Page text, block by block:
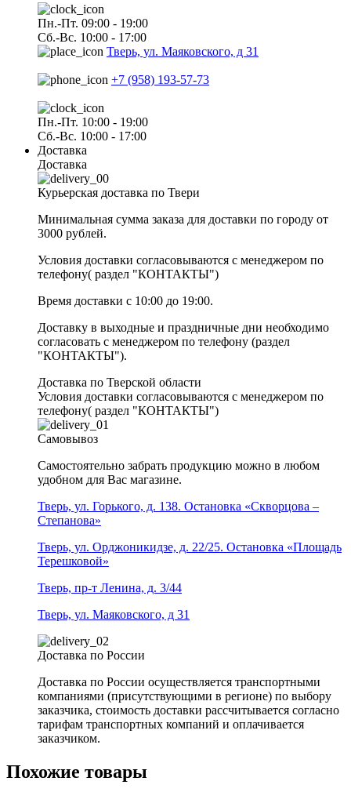
Пн.-Пт. 09:00 - 19:00
Сб.-Вс. 10:00 - 17:00
Тверь, ул. Маяковского, д 31
+7 (958) 193-57-73
Пн.-Пт. 10:00 - 19:00
Сб.-Вс. 10:00 - 17:00
Доставка
Доставка
Курьерская доставка по Твери
Минимальная сумма заказа для доставки по городу от
3000 рублей.
Условия доставки согласовываются с менеджером по
телефону( раздел "КОНТАКТЫ")
Время доставки с 10:00 до 19:00.
Доставку в выходные и праздничные дни необходимо
согласовать с менеджером по телефону (раздел
"КОНТАКТЫ").
Доставка по Тверской области
Условия доставки согласовываются с менеджером по
телефону( раздел "КОНТАКТЫ")
Самовывоз
Самостоятельно забрать продукцию можно в любом
удобном для Вас магазине.
Тверь, ул. Горького, д. 138. Остановка «Скворцова –
Степанова»
Тверь, ул. Орджоникидзе, д. 22/25. Остановка «Площадь
Терешковой»
Тверь, пр-т Ленина, д. 3/44
Тверь, ул. Маяковского, д 31
Доставка по России
Доставка по России осуществляется транспортными
компаниями (присутствующими в регионе) по выбору
заказчика, стоимость доставки рассчитывается согласно
тарифам транспортных компаний и оплачивается
заказчиком.
Похожие товары